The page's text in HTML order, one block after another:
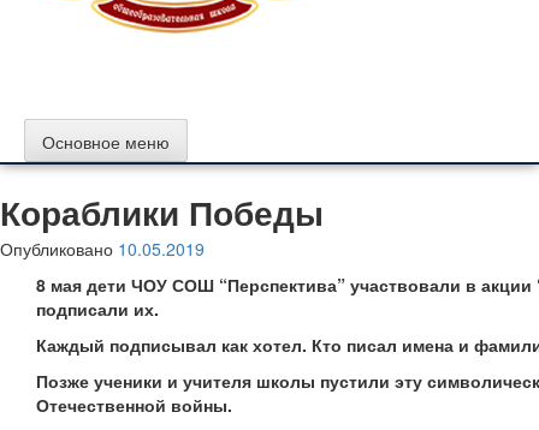
Основное меню
Кораблики Победы
Опубликовано 10.05.2019
8 мая дети ЧОУ СОШ “Перспектива” участвовали в
подписали их.
Каждый подписывал как хотел. Кто писал имена и
Позже ученики и учителя школы пустили эту
Отечественной войны.